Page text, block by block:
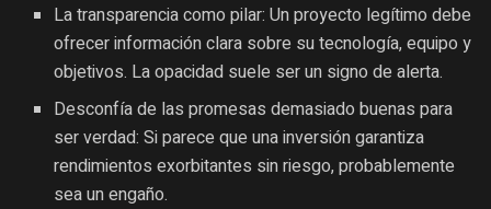
La transparencia como pilar: Un proyecto legítimo debe
ofrecer información clara sobre su tecnología, equipo y
objetivos. La opacidad suele ser un signo de alerta.
Desconfía de las promesas demasiado buenas para
ser verdad: Si parece que una inversión garantiza
rendimientos exorbitantes sin riesgo, probablemente
sea un engaño.